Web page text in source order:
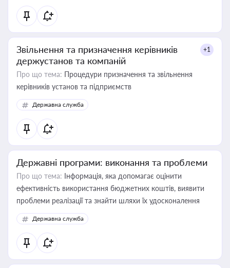
Звільнення та призначення керівників
держустанов та компаній
+1
Про що тема: Процедури призначення та звільнення
керівників установ та підприємств
Державна служба
Державні програми: виконання та проблеми
Про що тема: Інформація, яка допомагає оцінити
ефективність використання бюджетних коштів, виявити
проблеми реалізації та знайти шляхи їх удосконалення
Державна служба